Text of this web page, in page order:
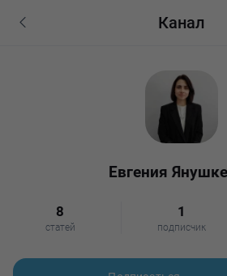
Канал
Евгения
8
статей
1
подписчик